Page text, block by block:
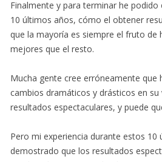
Finalmente y para terminar he
10 últimos años, cómo el obtener
que la mayoría es siempre el fruto de
mejores que el resto.
Mucha gente cree erróneamente que
cambios dramáticos y drásticos en
resultados espectaculares, y puede
Pero mi experiencia durante estos 10
demostrado que los resultados